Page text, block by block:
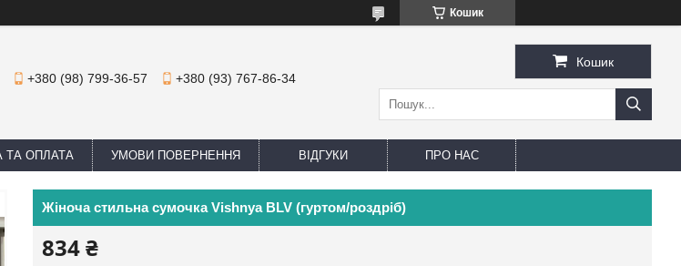
Кошик
+380 (98) 799-36-57 +380 (93) 767-86-34
Кошик
ТА ОПЛАТА УМОВИ ПОВЕРНЕННЯ ВІДГУКИ ПРО НАС
Жіноча стильна сумочка Vishnya BLV (гуртом/роздріб)
834 ₴